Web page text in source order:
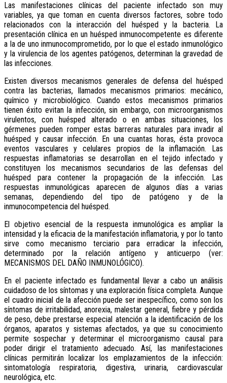
Las manifestaciones clínicas del paciente infectado son muy
variables, ya que toman en cuenta diversos factores, sobre todo
relacionados con la interacción del huésped y la bacteria. La
presentación clínica en un huésped inmunocompetente es diferente
a la de uno inmunocomprometido, por lo que el estado inmunológico
y la virulencia de los agentes patógenos, determinan la gravedad de
las infecciones.
Existen diversos mecanismos generales de defensa del huésped
contra las bacterias, llamados mecanismos primarios: mecánico,
químico y microbiológico. Cuando estos mecanismos primarios
tienen éxito evitan la infección, sin embargo, con microorganismos
virulentos, con huésped alterado o en ambas situaciones, los
gérmenes pueden romper estas barreras naturales para invadir al
huésped y causar infección. En una cuantas horas, ésta provoca
eventos vasculares y celulares propios de la inflamación. Las
respuestas inflamatorias se desarrollan en el tejido infectado y
constituyen los mecanismos secundarios de las defensas del
huésped para contener la propagación de la infección. Las
respuestas inmunológicas aparecen de algunos días a varias
semanas, dependiendo del tipo de patógeno y de la
inmunocompetencia del huésped.
El objetivo esencial de la respuesta in­muno­lógica es ampliar la
intensidad y la eficacia de la manifestación inflamatoria, y por lo tanto
sirve como mecanismo terciario para erradicar la infección,
determinado por la relación antígeno y anticuerpo (ver:
MECANISMOS DEL DAÑO INMUNOLÓGICO).
En el paciente infectado es fundamental llevar a cabo un análisis
cuidadoso de los síntomas y una exploración física completa. Aunque
el cuadro inicial de la afección puede ser inespecífico, como son los
síntomas de irritabilidad, anorexia, malestar general, fiebre y pérdida
de peso, debe prestarse especial atención a la identificación de los
órganos, aparatos y sistemas afectados, ya que su conocimiento
permite sospechar y determinar el microorganismo causal para
poder dirigir el tratamiento adecuado. Así, las manifestaciones
clínicas permitirán localizar los emplazamientos de la infección:
sintomatología respiratoria, digestiva, urinaria, cardiovascular
neurológica, etc.